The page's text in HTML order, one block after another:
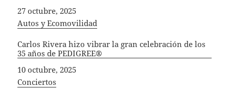
Fecha
27 octubre, 2025
In relation to
Autos y Ecomovilidad
Carlos Rivera hizo vibrar la gran celebración de los
35 años de PEDIGREE®
Fecha
10 octubre, 2025
In relation to
Conciertos